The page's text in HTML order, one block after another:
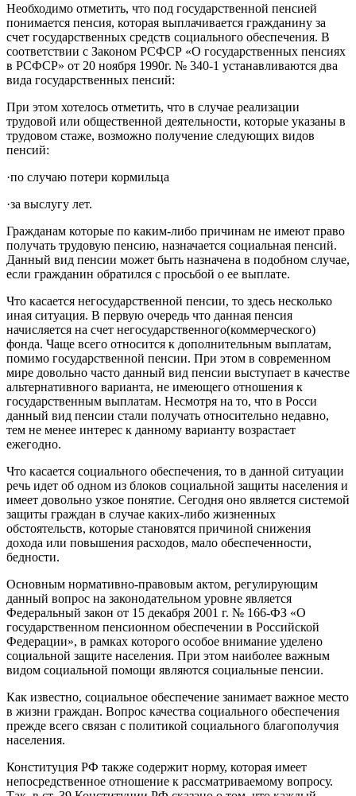
Необходимо отметить, что под государственной пенсией
понимается пенсия, которая выплачивается гражданину за
счет государственных средств социального обеспечения. В
соответствии с Законом РСФСР «О государственных пенсиях
в РСФСР» от 20 ноября 1990г. № 340-1 устанавливаются два
вида государственных пенсий:
При этом хотелось отметить, что в случае реализации
трудовой или общественной деятельности, которые указаны в
трудовом стаже, возможно получение следующих видов
пенсий:
·по случаю потери кормильца
·за выслугу лет.
Гражданам которые по каким-либо причинам не имеют право
получать трудовую пенсию, назначается социальная пенсий.
Данный вид пенсии может быть назначена в подобном случае,
если гражданин обратился с просьбой о ее выплате.
Что касается негосударственной пенсии, то здесь несколько
иная ситуация. В первую очередь что данная пенсия
начисляется на счет негосударственного(коммерческого)
фонда. Чаще всего относится к дополнительным выплатам,
помимо государственной пенсии. При этом в современном
мире довольно часто данный вид пенсии выступает в качестве
альтернативного варианта, не имеющего отношения к
государственным выплатам. Несмотря на то, что в Росси
данный вид пенсии стали получать относительно недавно,
тем не менее интерес к данному варианту возрастает
ежегодно.
Что касается социального обеспечения, то в данной ситуации
речь идет об одном из блоков социальной защиты населения и
имеет довольно узкое понятие. Сегодня оно является системой
защиты граждан в случае каких-либо жизненных
обстоятельств, которые становятся причиной снижения
дохода или повышения расходов, мало обеспеченности,
бедности.
Основным нормативно-правовым актом, регулирующим
данный вопрос на законодательном уровне является
Федеральный закон от 15 декабря 2001 г. № 166-ФЗ «О
государственном пенсионном обеспечении в Российской
Федерации», в рамках которого особое внимание уделено
социальной защите населения. При этом наиболее важным
видом социальной помощи являются социальные пенсии.
Как известно, социальное обеспечение занимает важное место
в жизни граждан. Вопрос качества социального обеспечения
прежде всего связан с политикой социального благополучия
населения.
Конституция РФ также содержит норму, которая имеет
непосредственное отношение к рассматриваемому вопросу.